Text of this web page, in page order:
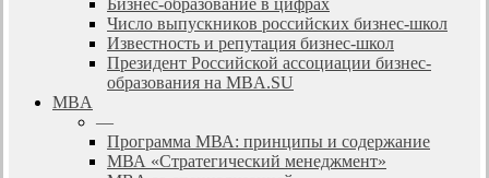
Число выпускников российских бизнес-школ
Известность и репутация бизнес-школ
Президент Российской ассоциации бизнес-
образования на MBA.SU
MBA
—
Программа МВА: принципы и содержание
МВА «Cтратегический менеджмент»